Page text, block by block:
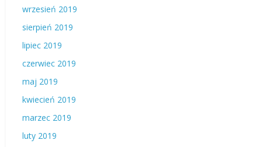
wrzesień 2019
sierpień 2019
lipiec 2019
czerwiec 2019
maj 2019
kwiecień 2019
marzec 2019
luty 2019